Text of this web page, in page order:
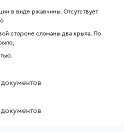
в виде ржавчины. Отсутствует
стороне сломаны два крыла. По